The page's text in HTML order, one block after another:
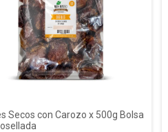
Secos con Carozo x 500g Bolsa